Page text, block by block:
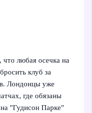
любая осечка на
клуб за
Лондонцы уже
где обязаны
"Гудисон Парке"